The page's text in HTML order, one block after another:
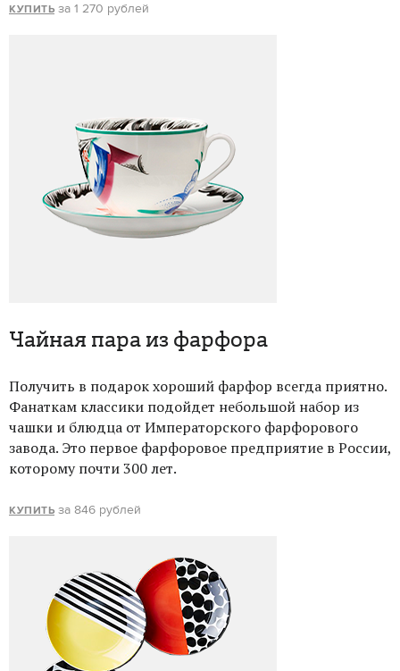
КУПИТЬ за 1 270 рублей
Чайная пара из фарфора
Получить в подарок хороший фарфор всегда приятно.
Фанаткам классики подойдет небольшой набор из
чашки и блюдца от Императорского фарфорового
завода. Это первое фарфоровое предприятие в России,
которому почти 300 лет.
КУПИТЬ за 846 рублей